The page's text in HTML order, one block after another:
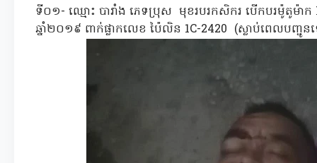
ទី០១- ឈ្មោះ បារាំង ភេទប្រុស មុខរបរកសិករ បើកបរម៉ូតូម៉ា
ឆ្នាំ២០១៩ ពាក់ផ្លាកលេខ ប៉ៃលិន 1C-2420 (ស្លាប់ពេលបញ្ជូន